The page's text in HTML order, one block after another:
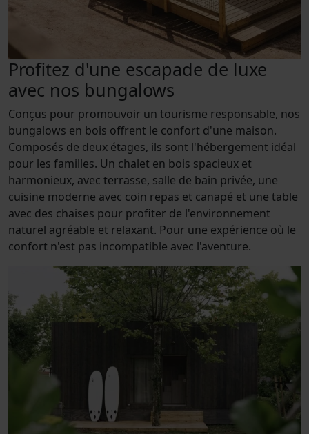
Profitez d'une escapade de luxe
avec nos bungalows
Conçus pour promouvoir un tourisme responsable, nos
bungalows en bois offrent le confort d'une maison.
Composés de deux étages, ils sont l'hébergement idéal
pour les familles. Un chalet en bois spacieux et
harmonieux, avec terrasse, salle de bain privée, une
cuisine moderne avec coin repas et canapé et une table
avec des chaises pour profiter de l'environnement
naturel agréable et relaxant. Pour une expérience où le
confort n'est pas incompatible avec l'aventure.